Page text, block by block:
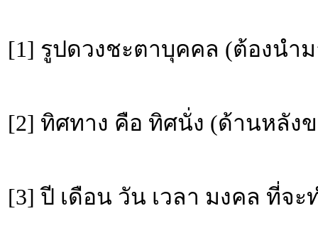
[1] รูปดวงชะตาบุคคล (ต้องนำ
[2] ทิศทาง คือ ทิศนั่ง (ด้านหลัง
[3] ปี เดือน วัน เวลา มงคล ที่จ